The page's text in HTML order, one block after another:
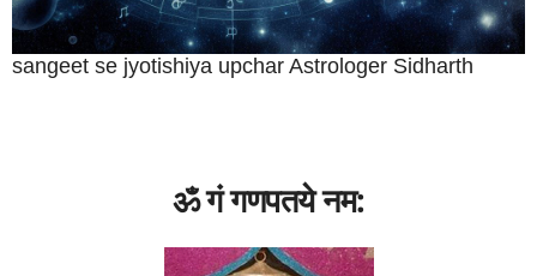
sangeet se jyotishiya upchar Astrologer Sidharth
ॐ गं गणपतये नम: